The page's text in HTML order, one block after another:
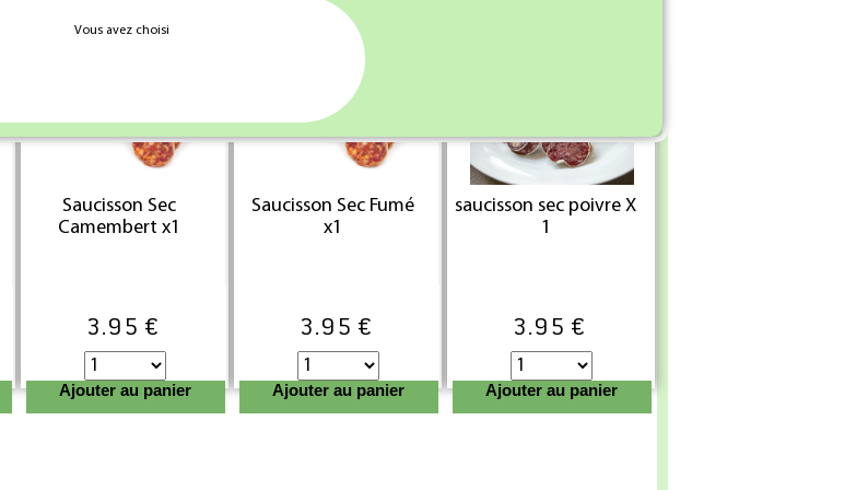
Vous avez choisi
Saucisson Sec
Camembert x1
3.95 €
Ajouter au panier
Saucisson Sec Fumé
x1
3.95 €
Ajouter au panier
saucisson sec poivre X
1
3.95 €
Ajouter au panier